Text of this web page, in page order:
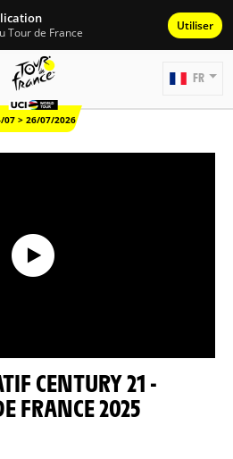
Tour de France Utiliser
07 > 26/07/2026
FR
FRANCE 2025